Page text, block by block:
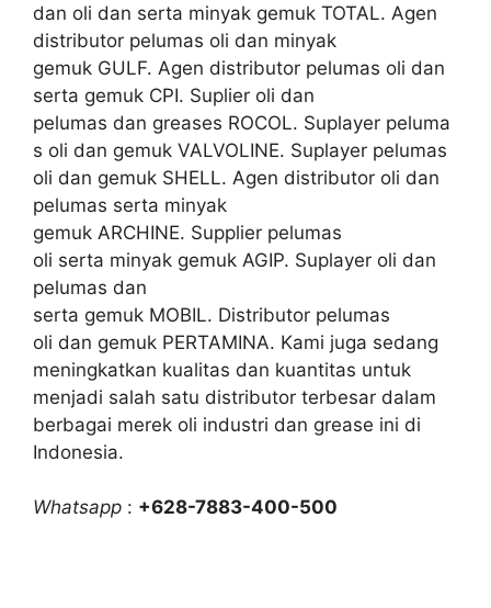
dan oli dan serta minyak gemuk TOTAL. Agen
distributor pelumas oli dan minyak
gemuk GULF. Agen distributor pelumas oli dan
serta gemuk CPI. Suplier oli dan
pelumas dan greases ROCOL. Suplayer peluma
s oli dan gemuk VALVOLINE. Suplayer pelumas
oli dan gemuk SHELL. Agen distributor oli dan
pelumas serta minyak
gemuk ARCHINE. Supplier pelumas
oli serta minyak gemuk AGIP. Suplayer oli dan
pelumas dan
serta gemuk MOBIL. Distributor pelumas
oli dan gemuk PERTAMINA. Kami juga sedang
meningkatkan kualitas dan kuantitas untuk
menjadi salah satu distributor terbesar dalam
berbagai merek oli industri dan grease ini di
Indonesia.
Whatsapp : +628-7883-400-500